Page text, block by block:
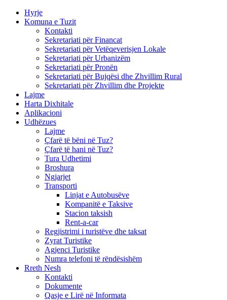
Hyrje
Komuna e Tuzit
Kontakti
Sekretariati për Financat
Sekretariati për Vetëqeverisjen Lokale
Sekretariati për Urbanizëm
Sekretariati për Pronën
Sekretariati për Bujqësi dhe Zhvillim Rural
Sekretariati për Zhvillim dhe Projekte
Lajme
Harta Dixhitale
Aplikacioni
Udhëzues
Lajme
Çfarë të bëni në Tuz?
Çfarë të hani në Tuz?
Tura Udhetimi
Broshura
Ngjarjet
Transporti
Linjat e Autobusëve
Kompanitë e Taksive
Stacion taksish
Rent-a-car
Regjistrimi i turistëve dhe taksat
Zyrat Turistike
Agjenci Turistike
Numra telefoni të rëndësishëm
Rreth Nesh
Kontakti
Dokumente
Qasje e Lirë në Informata